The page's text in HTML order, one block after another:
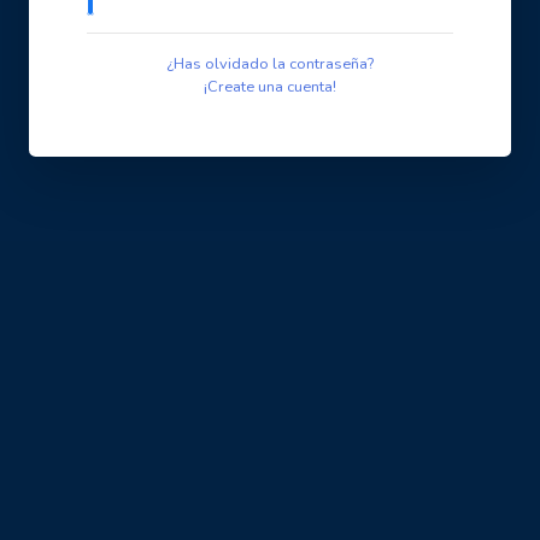
¿Has olvidado la contraseña?
¡Create una cuenta!